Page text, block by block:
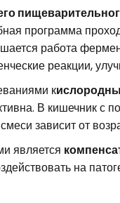
программа
работа
реакции,
к
В кишечник
зависит от
является
на